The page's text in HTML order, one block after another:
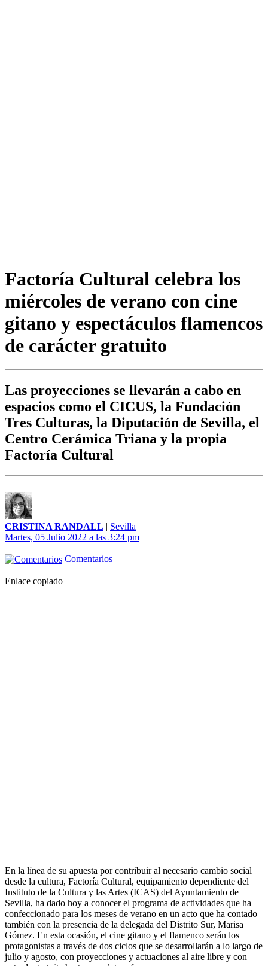
Factoría Cultural celebra los
miércoles de verano con cine
gitano y espectáculos flamencos
de carácter gratuito
Las proyecciones se llevarán a cabo en
espacios como el CICUS, la Fundación
Tres Culturas, la Diputación de Sevilla, el
Centro Cerámica Triana y la propia
Factoría Cultural
CRISTINA RANDALL | Sevilla
Martes, 05 Julio 2022 a las 3:24 pm
Comentarios
Enlace copiado
En la línea de su apuesta por contribuir al necesario cambio social
desde la cultura, Factoría Cultural, equipamiento dependiente del
Instituto de la Cultura y las Artes (ICAS) del Ayuntamiento de
Sevilla, ha dado hoy a conocer el programa de actividades que ha
confeccionado para los meses de verano en un acto que ha contado
también con la presencia de la delegada del Distrito Sur, Marisa
Gómez. En esta ocasión, el cine gitano y el flamenco serán los
protagonistas a través de dos ciclos que se desarrollarán a lo largo de
julio y agosto, con proyecciones y actuaciones al aire libre y con